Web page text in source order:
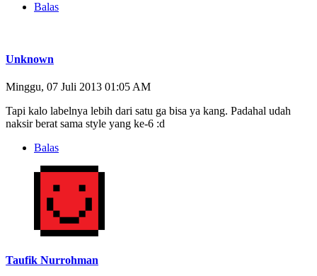
Balas
Unknown
Minggu, 07 Juli 2013 01:05 AM
Tapi kalo labelnya lebih dari satu ga bisa ya kang. Padahal udah
naksir berat sama style yang ke-6 :d
Balas
Taufik Nurrohman